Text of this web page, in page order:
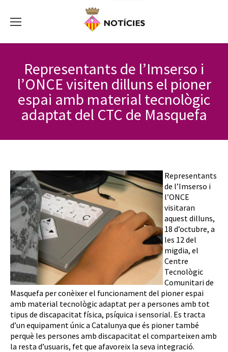
Representants de l’Imserso i
l’ONCE visiten dilluns el pioner
espai amb material tecnològic
adaptat del CTC de Masquefa
Representants
de l’Imserso i
l’ONCE
visitaran
aquest dilluns,
18 d’octubre, a
les 12 del
migdia, el
Centre
Tecnològic
Comunitari de
Masquefa per conèixer el funcionament del pioner espai
amb material tecnològic adaptat per a persones amb tot
tipus de discapacitat física, psíquica i sensorial. Es tracta
d’un equipament únic a Catalunya que és pioner també
perquè les persones amb discapacitat el comparteixen amb
la resta d’usuaris, fet que afavoreix la seva integració.